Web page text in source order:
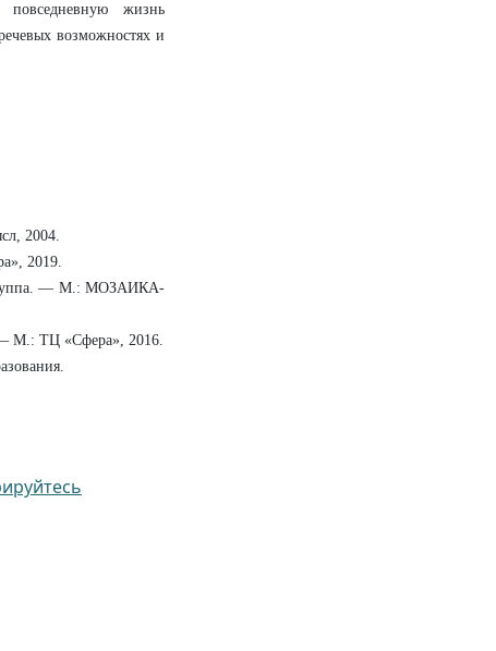
повседневную жизнь
возможностях и
2004.
2019.
группа. — М.: МОЗАИКА-
— М.: ТЦ «Сфера», 2016.